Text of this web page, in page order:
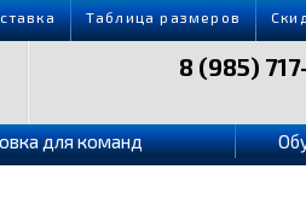
Таблица размеров
8 (985)
для команд